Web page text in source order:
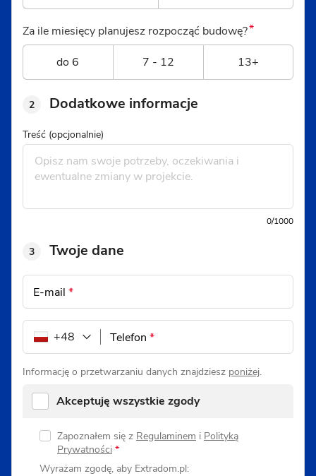
Za ile miesięcy planujesz rozpocząć budowę?*
do 6 7 - 12 13+
2 Dodatkowe informacje
Treść (opcjonalnie)
0/1000
3 Twoje dane
E-mail *
Telefon *
+48
Informację o przetwarzaniu danych znajdziesz poniżej.
Akceptuję wszystkie zgody
Zapoznałem się z Regulaminem i Polityką
Prywatności *
Wyrażam zgodę, aby Extradom.pl: